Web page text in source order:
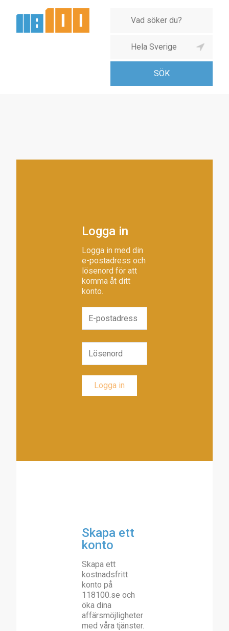
Logga in
Logga in med din
e-postadress och
lösenord för att
komma åt ditt
konto.
Skapa ett
konto
Skapa ett
kostnadsfritt
konto på
118100.se och
öka dina
affärsmöjligheter
med våra tjänster.